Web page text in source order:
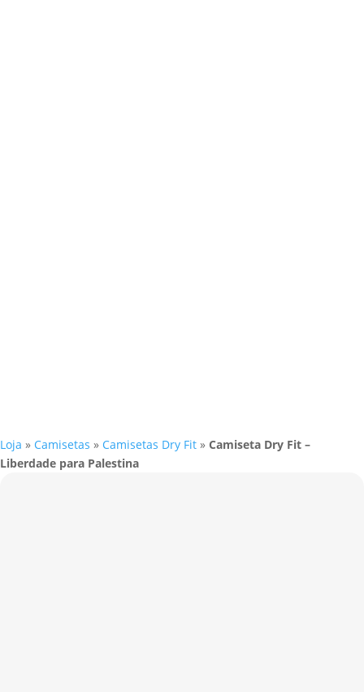
Loja » Camisetas » Camisetas Dry Fit » Camiseta Dry Fit –
Liberdade para Palestina